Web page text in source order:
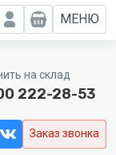
МЕНЮ
на склад
222-28-53
Заказ звонка